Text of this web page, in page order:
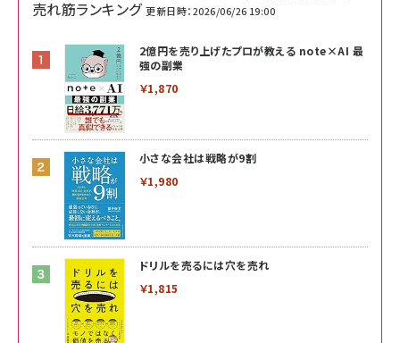
売れ筋ランキング 更新日時：2026/06/26 19:00
2億円を売り上げたプロが教える note×AI 最
強の副業
￥1,870
小さな会社は戦略が9割
￥1,980
ドリルを売るには穴を売れ
￥1,815